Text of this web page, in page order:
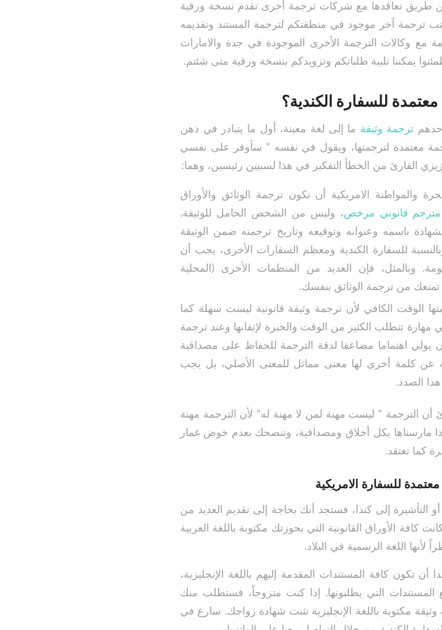
طريق تعاقدها مع شركات ترجمة أخرى تقدم نسخة ورقية
ترجمة آخر موجود في منطقتكم لترجمة المستند وتقديمه
مع وكالات الترجمة الأخرى الموجودة في جدة والامارات
يمكننا تلبية طلباتكم وتزويدكم بنسخة ورقية متى شئتم.
للسفارة الكندية؟
ترجمة وثيقة ما إلى لغة معينة، أول ما يتبادر في ذهن
معتمدة لترجمتها، ويقول في نفسه ” سأوفر على نفسي
القارئ من الخطأ التفكير في هذا لسببين رئيسين، وهما:
والمواطنة الامريكية أن تكون ترجمة الوثائق والأوراق
مترجم قانوني مرخص، وليس من الشخص الحامل للوثيقة.
باسمه وعنوانه وتوقيعه وتاريخ ترجمته ضمن الوثيقة
للسفارة الكندية ومعظم السفارات الأخرى، يجب أن
وبالمثل، فإن العديد من المنظمات الأخرى (المحلية
تمنعك من ترجمة الوثائق بنفسك.
الوقت الكافي لأن ترجمة وثيقة قانونية ليست سهلة كما
تتطلب الكثير من الوقت والخبرة لإتقانها وعند ترجمة
أن يولي اهتماما مضاعفا لدقة الترجمة للحفاظ على مصداقية
عن كلمة أخرى لها معنى مماثل للمعنى الأصلي، بل يجب
الصدد.
الترجمة ” ليست مهنة لمن لا مهنة له” لأن الترجمة مهنة
مارسناها بكل أخلاق ومصداقية، وننصحك بعدم خوض غمار
كما تعتقد.
للسفارة الامريكية
إلى كندا، فستجد أنك بحاجة إلى تقديم العديد من
كانت كافة الأوراق القانونية التي بحوزتك مكتوبة باللغة العربية
لأنها اللغة الرسمية في البلاد.
تكون كافة المستندات المقدمة إليهم باللغة الإنجليزية،
التي يطلبونها. إذا كنت متزوجاً، فستطلب منك
وثيقة مكتوبة باللغة الإنجليزية تثبت شهادة زواجك. سارع في